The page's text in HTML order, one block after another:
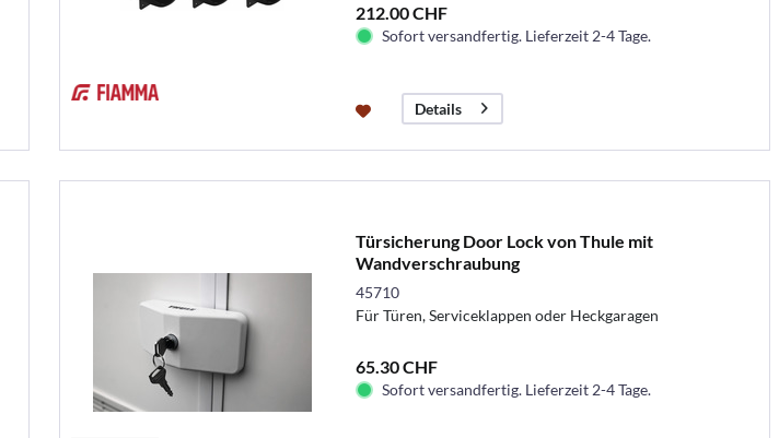
212.00 CHF
Sofort versandfertig. Lieferzeit 2-4 Tage.
Details
Türsicherung Door Lock von Thule mit
Wandverschraubung
45710
Für Türen, Serviceklappen oder Heckgaragen
65.30 CHF
Sofort versandfertig. Lieferzeit 2-4 Tage.